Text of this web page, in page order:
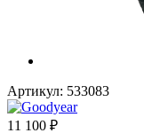
Артикул: 533083
11 100 ₽